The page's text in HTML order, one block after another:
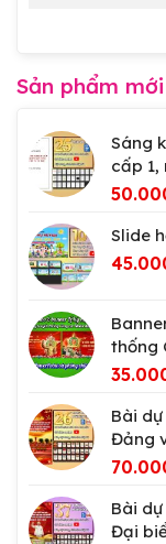
Sản phẩm mới
Sáng
cấp 1,
Slide
thống
Bài
Đảng
Bài
Đại